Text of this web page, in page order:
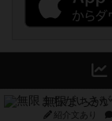
無限まちが
紹介文あり